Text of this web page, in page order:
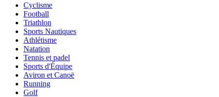
Cyclisme
Football
Triathlon
Sports Nautiques
Athlétisme
Natation
Tennis et padel
Sports d'Équipe
Aviron et Canoë
Running
Golf